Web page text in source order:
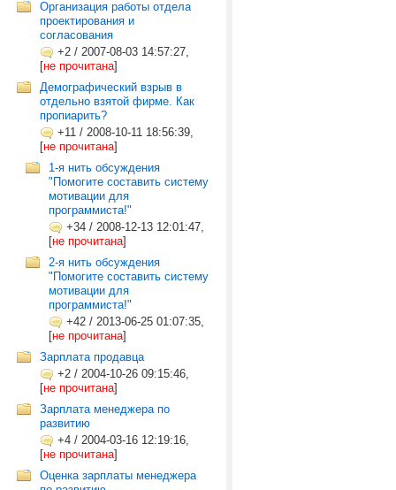
Организация работы отдела
проектирования и
согласования
+2 / 2007-08-03 14:57:27,
[не прочитана]
Демографический взрыв в
отдельно взятой фирме. Как
пропиарить?
+11 / 2008-10-11 18:56:39,
[не прочитана]
1-я нить обсуждения
"Помогите составить систему
мотивации для
программиста!"
+34 / 2008-12-13 12:01:47,
[не прочитана]
2-я нить обсуждения
"Помогите составить систему
мотивации для
программиста!"
+42 / 2013-06-25 01:07:35,
[не прочитана]
Зарплата продавца
+2 / 2004-10-26 09:15:46,
[не прочитана]
Зарплата менеджера по
развитию
+4 / 2004-03-16 12:19:16,
[не прочитана]
Оценка зарплаты менеджера